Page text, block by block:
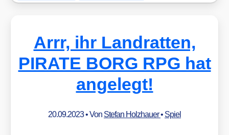
Arrr, ihr Landratten,
PIRATE BORG RPG hat
angelegt!
20.09.2023• Von Stefan Holzhauer• Spiel